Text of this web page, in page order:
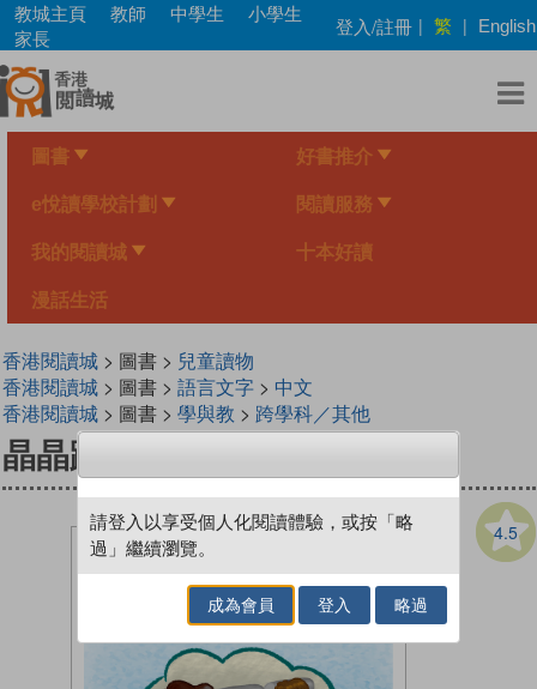
Skip
main
content
教城主頁 教師 中學生
小學生
家長
登入/註冊 | 繁 | English
圖書 好書推介
e悅讀學校計劃 閱讀服務
我的閱讀城 十本好讀
漫話生活
香港閱讀城> 圖書 > 兒童讀物
香港閱讀城> 圖書 > 語言文字> 中文
香港閱讀城> 圖書 > 學與教 > 跨學科／其他
晶晶跨海遊
4.5
請登入以享受個人化閱讀體驗，或按「略
過」繼續瀏覽。
成為會員 登入 略過